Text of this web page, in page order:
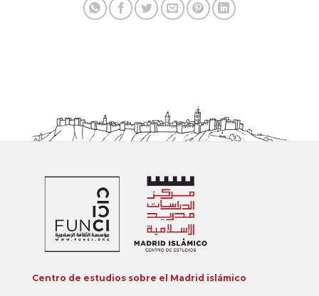
Centro de estudios sobre el Madrid islámico